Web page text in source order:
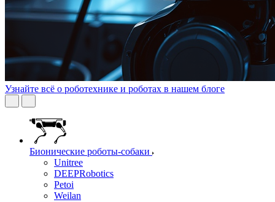
Узнайте всё о роботехнике и роботах в нашем блоге
Бионические роботы-собаки
Unitree
DEEPRobotics
Petoi
Weilan